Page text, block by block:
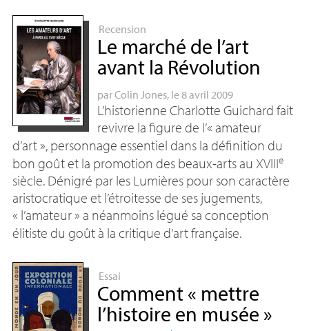
Recension
Le marché de l’art
avant la Révolution
parColin Jones, le 8 avril 2009
L’historienne Charlotte Guichard fait
revivre la figure de l’« amateur
d’art», personnage essentiel dans la définition du
bon goût et la promotion des beaux-arts au XVIIIe
siècle. Dénigré par les Lumières pour son caractère
aristocratique et l’étroitesse de ses jugements,
« l’amateur» a néanmoins légué sa conception
élitiste du goût à la critique d’art française.
Essai
Comment « mettre
l’histoire en musée »